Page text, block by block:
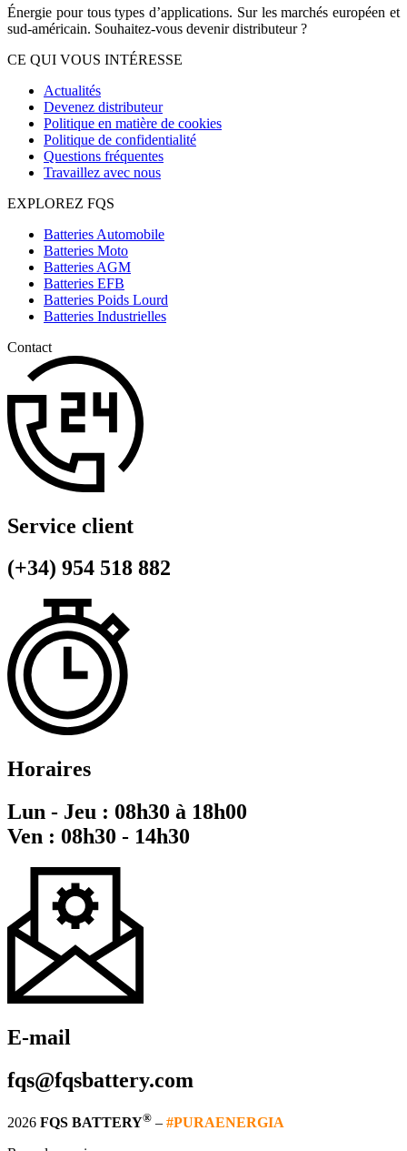
Énergie pour tous types d’applications. Sur les marchés européen et
sud-américain. Souhaitez-vous devenir distributeur ?
CE QUI VOUS INTÉRESSE
Actualités
Devenez distributeur
Politique en matière de cookies
Politique de confidentialité
Questions fréquentes
Travaillez avec nous
EXPLOREZ FQS
Batteries Automobile
Batteries Moto
Batteries AGM
Batteries EFB
Batteries Poids Lourd
Batteries Industrielles
Contact
Service client
(+34) 954 518 882
Horaires
Lun - Jeu : 08h30 à 18h00
Ven : 08h30 - 14h30
E-mail
fqs@fqsbattery.com
2026 FQS BATTERY® – #PURAENERGIA